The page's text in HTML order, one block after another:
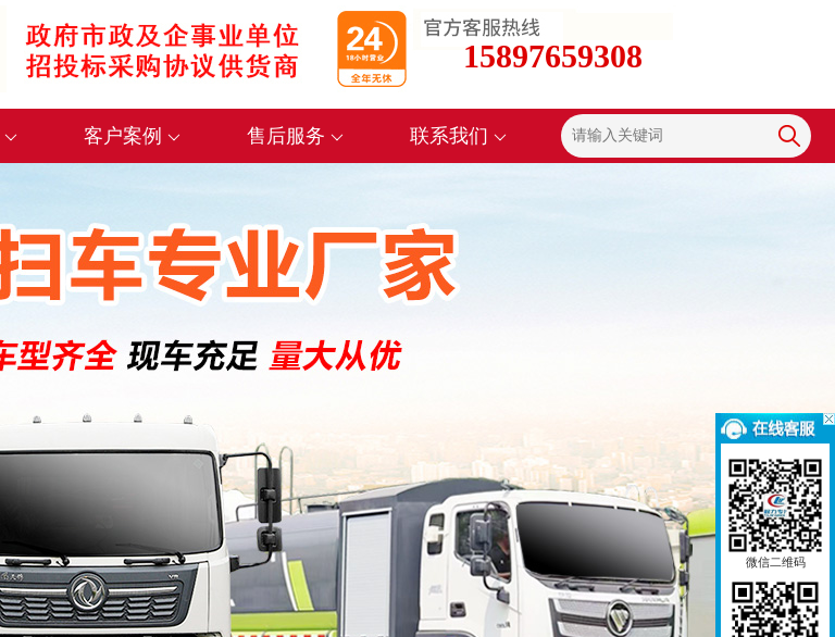
15897659308
客户案例 售后服务 联系我们
微信二维码